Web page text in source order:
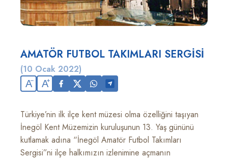
AMATÖR FUTBOL TAKIMLARI SERGİSİ
(10 Ocak 2022)
A A
Türkiye’nin ilk ilçe kent müzesi olma özelliğini taşıyan
İnegöl Kent Müzemizin kuruluşunun 13. Yaş gününü
kutlamak adına “İnegöl Amatör Futbol Takımları
Sergisi”ni ilçe halkımızın izlenimine açmanın